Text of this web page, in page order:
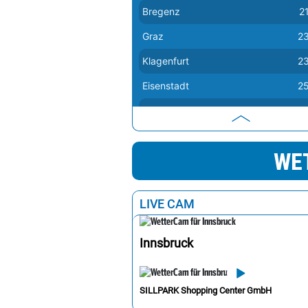
Bregenz
Graz
Klagenfurt
Eisenstadt
Linz
Salzburg
LIVE CAM
Innsbruck
SILLPARK Shopping Center GmbH